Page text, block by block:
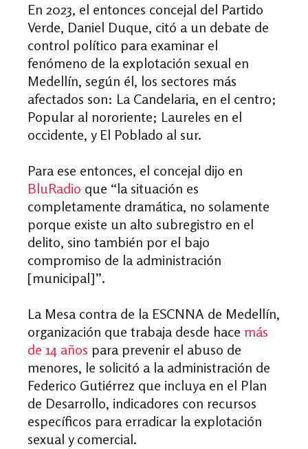
En 2023, el entonces concejal del Partido
Verde, Daniel Duque, citó a un debate de
control político para examinar el
fenómeno de la explotación sexual en
Medellín, según él, los sectores más
afectados son: La Candelaria, en el centro;
Popular al nororiente; Laureles en el
occidente, y El Poblado al sur.
Para ese entonces, el concejal dijo en
BluRadio que “la situación es
completamente dramática, no solamente
porque existe un alto subregistro en el
delito, sino también por el bajo
compromiso de la administración
[municipal]”.
La Mesa contra de la ESCNNA de Medellín,
organización que trabaja desde hace más
de 14 años para prevenir el abuso de
menores, le solicitó a la administración de
Federico Gutiérrez que incluya en el Plan
de Desarrollo, indicadores con recursos
específicos para erradicar la explotación
sexual y comercial.